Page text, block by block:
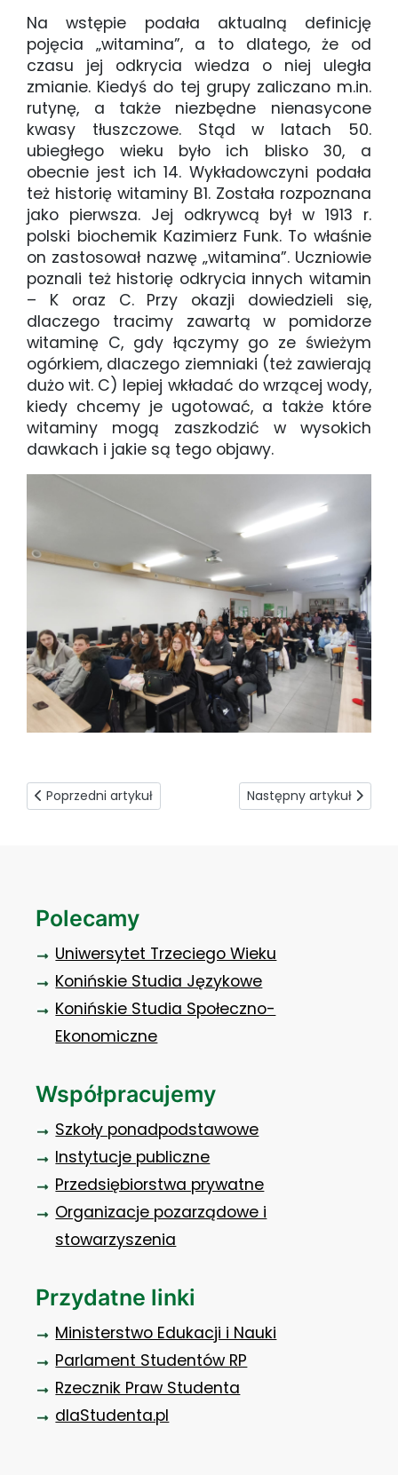
Na wstępie podała aktualną definicję
pojęcia „witamina”, a to dlatego, że od
czasu jej odkrycia wiedza o niej uległa
zmianie. Kiedyś do tej grupy zaliczano m.in.
rutynę, a także niezbędne nienasycone
kwasy tłuszczowe. Stąd w latach 50.
ubiegłego wieku było ich blisko 30, a
obecnie jest ich 14. Wykładowczyni podała
też historię witaminy B1. Została rozpoznana
jako pierwsza. Jej odkrywcą był w 1913 r.
polski biochemik Kazimierz Funk. To właśnie
on zastosował nazwę „witamina”. Uczniowie
poznali też historię odkrycia innych witamin
– K oraz C. Przy okazji dowiedzieli się,
dlaczego tracimy zawartą w pomidorze
witaminę C, gdy łączymy go ze świeżym
ogórkiem, dlaczego ziemniaki (też zawierają
dużo wit. C) lepiej wkładać do wrzącej wody,
kiedy chcemy je ugotować, a także które
witaminy mogą zaszkodzić w wysokich
dawkach i jakie są tego objawy.
Poprzedni artykuł: Spotkanie z teatrem i sztuką życia
Poprzedni artykuł Następny artykuł:
Następny artykuł
Polecamy
Uniwersytet Trzeciego Wieku
Konińskie Studia Językowe
Konińskie Studia Społeczno-
Ekonomiczne
Współpracujemy
Szkoły ponadpodstawowe
Instytucje publiczne
Przedsiębiorstwa prywatne
Organizacje pozarządowe i
stowarzyszenia
Przydatne linki
Ministerstwo Edukacji i Nauki
Parlament Studentów RP
Rzecznik Praw Studenta
dlaStudenta.pl